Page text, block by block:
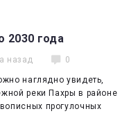
2030 года
назад 0
наглядно увидеть,
реки Пахры в районе
прогулочных